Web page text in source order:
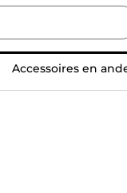
Accessoires en